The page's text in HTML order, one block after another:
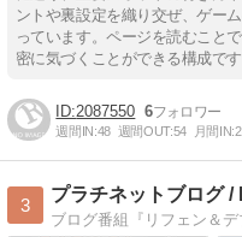
ントや裏設定を織り交ぜ、ゲー
っています。ページを読むこと
密に気づくことができる構成です
2087550 6
週間IN:48 週間OUT:54 月間IN:
3
プラチネットブログ